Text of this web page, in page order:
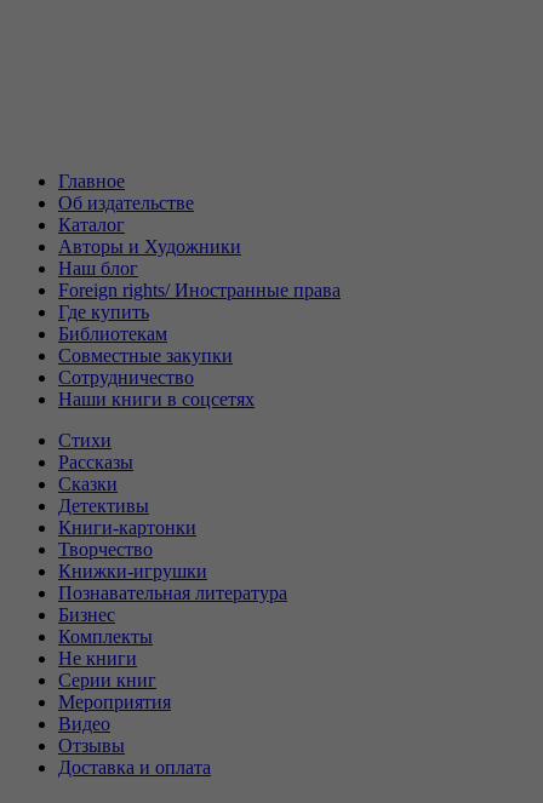
Главное
Об издательстве
Каталог
Авторы и Художники
Наш блог
Foreign rights/ Иностранные права
Где купить
Библиотекам
Совместные закупки
Сотрудничество
Наши книги в соцсетях
Стихи
Рассказы
Сказки
Детективы
Книги-картонки
Творчество
Книжки-игрушки
Познавательная литература
Бизнес
Комплекты
Не книги
Серии книг
Мероприятия
Видео
Отзывы
Доставка и оплата